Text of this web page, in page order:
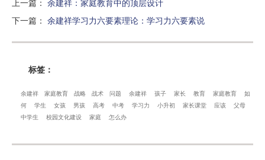
上一篇 ： 余建祥：家庭教育中的顶层设计
下一篇 ： 余建祥学习力六要素理论：学习力六要素说
标签：
余建祥 家庭教育 战略 战术 问题 余建祥 孩子 家长 教育 家庭教育
如
何
学生 女孩 男孩 高考 中考 学习力 小升初 家长课堂 应该
父母
中学生
校园文化建设 家庭 怎么办